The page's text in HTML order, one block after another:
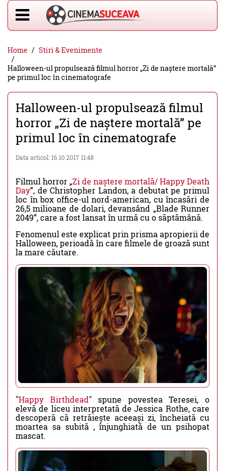
Home
Stiri & Evenimente
Halloween-ul propulsează filmul horror „Zi de naștere mortală”
pe primul loc în cinematografe
Halloween-ul propulsează filmul
horror „Zi de naștere mortală” pe
primul loc în cinematografe
Data articol: 16.10.2017 11:48
Filmul horror „Zi de naștere mortală/ Happy Death
Day”, de Christopher Landon, a debutat pe primul
loc în box office-ul nord-american, cu încasări de
26,5 milioane de dolari, devansând „Blade Runner
2049”, care a fost lansat în urmă cu o săptămână.
Fenomenul este explicat prin prisma apropierii de
Halloween, perioadă în care filmele de groază sunt
la mare căutare.
"Happy Birthdead" spune povestea Teresei, o
elevă de liceu interpretată de Jessica Rothe, care
descoperă că retrăiește aceeași zi, încheiată cu
moartea sa subită , înjunghiată de un psihopat
mascat.